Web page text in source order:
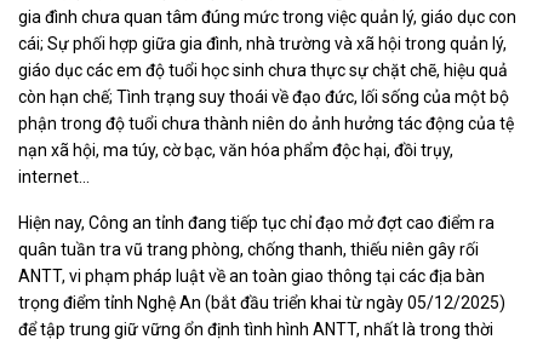
gia đình chưa quan tâm đúng mức trong việc quản lý, giáo dục con
cái; Sự phối hợp giữa gia đình, nhà trường và xã hội trong quản lý,
giáo dục các em độ tuổi học sinh chưa thực sự chặt chẽ, hiệu quả
còn hạn chế; Tình trạng suy thoái về đạo đức, lối sống của một bộ
phận trong độ tuổi chưa thành niên do ảnh hưởng tác động của tệ
nạn xã hội, ma túy, cờ bạc, văn hóa phẩm độc hại, đồi trụy,
internet...
Hiện nay, Công an tỉnh đang tiếp tục chỉ đạo mở đợt cao điểm ra
quân tuần tra vũ trang phòng, chống thanh, thiếu niên gây rối
ANTT, vi phạm pháp luật về an toàn giao thông tại các địa bàn
trọng điểm tỉnh Nghệ An (bắt đầu triển khai từ ngày 05/12/2025)
để tập trung giữ vững ổn định tình hình ANTT, nhất là trong thời